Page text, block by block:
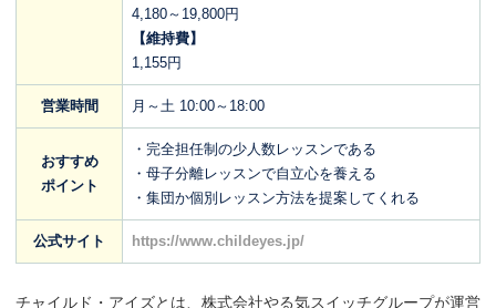
4,180～19,800円
【維持費】
1,155円
営業時間 月～土 10:00～18:00
おすすめ
ポイント
・完全担任制の少人数レッスンである
・母子分離レッスンで自立心を養える
・集団か個別レッスン方法を提案してくれる
公式サイト https://www.childeyes.jp/
チャイルド・アイズとは、株式会社やる気スイッチグループが運営